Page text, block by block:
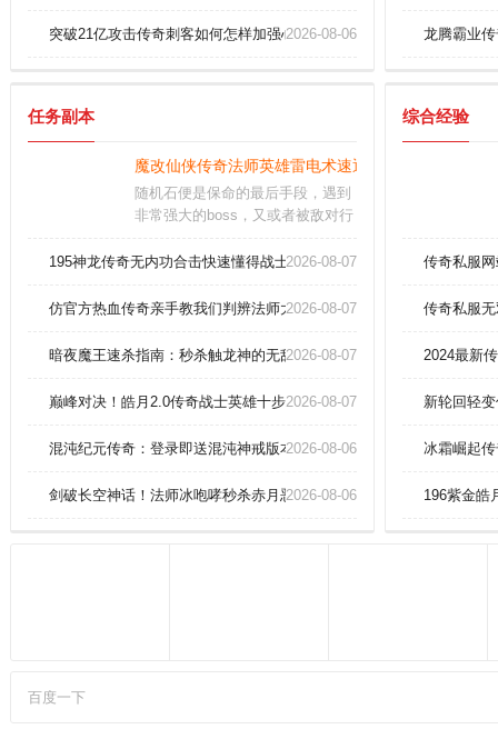
突破21亿攻击传奇刺客如何怎样加强心灵启示。
2026-08-06 龙腾霸业
任务副本
魔改仙侠传奇法师英雄雷电术速通指南重磅来袭！
随机石便是保命的最后手段，遇到
非常强大的boss，又或者被敌对行
事为背景，提供波澜壮阔的冒险体
而且前期单体BOSS也是没那么大
195神龙传奇无内功合击快速懂得战士灭天火。
2026-08-07
仿官方热血传奇亲手教我们判辨法师大挪移。
2026-08-07
暗夜魔王速杀指南：秒杀触龙神的无敌秘籍！
2026-08-07
巅峰对决！皓月2.0传奇战士英雄十步一杀锁定赤月恶魔终极秘籍
2026-08-07
混沌纪元传奇：登录即送混沌神戒版本的皇城争霸！
2026-08-06
剑破长空神话！法师冰咆哮秒杀赤月恶魔技巧！
2026-08-06
综合经验
传奇私服
传奇私服
2024最新
新轮回轻
冰霜崛起
196紫金皓
百度一下